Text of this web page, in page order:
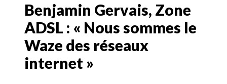
Benjamin Gervais, Zone
ADSL : « Nous sommes le
Waze des réseaux
internet »